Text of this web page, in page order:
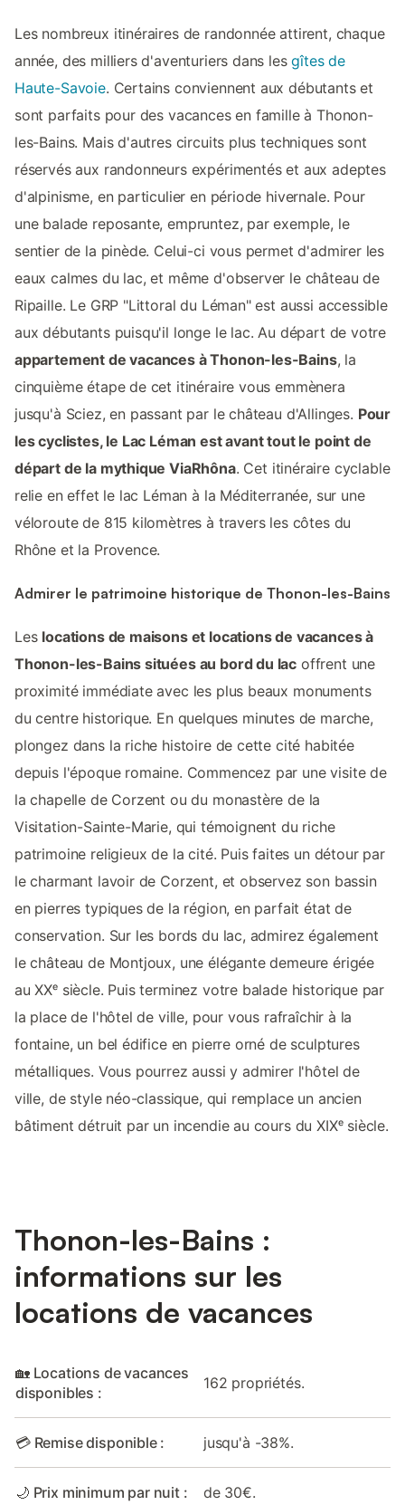
Les nombreux itinéraires de randonnée attirent, chaque
année, des milliers d'aventuriers dans lesgîtes de
Haute-Savoie. Certains conviennent aux débutants et
sont parfaits pour des vacances en famille à Thonon-
les-Bains. Mais d'autres circuits plus techniques sont
réservés aux randonneurs expérimentés et aux adeptes
d'alpinisme, en particulier en période hivernale. Pour
une balade reposante, empruntez, par exemple, le
sentier de la pinède. Celui-ci vous permet d'admirer les
eaux calmes du lac, et même d'observer le château de
Ripaille. Le GRP "Littoral du Léman" est aussi accessible
aux débutants puisqu'il longe le lac. Au départ de votre
appartement de vacances à Thonon-les-Bains, la
cinquième étape de cet itinéraire vous emmènera
jusqu'à Sciez, en passant par le château d'Allinges. Pour
les cyclistes, le Lac Léman est avant tout le point de
départ de la mythique ViaRhôna. Cet itinéraire cyclable
relie en effet le lac Léman à la Méditerranée, sur une
véloroute de 815 kilomètres à travers les côtes du
Rhône et la Provence.
Admirer le patrimoine historique de Thonon-les-Bains
Les locations de maisons et locations de vacances à
Thonon-les-Bains situées au bord du lac offrent une
proximité immédiate avec les plus beaux monuments
du centre historique. En quelques minutes de marche,
plongez dans la riche histoire de cette cité habitée
depuis l'époque romaine. Commencez par une visite de
la chapelle de Corzent ou du monastère de la
Visitation-Sainte-Marie, qui témoignent du riche
patrimoine religieux de la cité. Puis faites un détour par
le charmant lavoir de Corzent, et observez son bassin
en pierres typiques de la région, en parfait état de
conservation. Sur les bords du lac, admirez également
le château de Montjoux, une élégante demeure érigée
au XXᵉ siècle. Puis terminez votre balade historique par
la place de l'hôtel de ville, pour vous rafraîchir à la
fontaine, un bel édifice en pierre orné de sculptures
métalliques. Vous pourrez aussi y admirer l'hôtel de
ville, de style néo-classique, qui remplace un ancien
bâtiment détruit par un incendie au cours du XIXᵉ siècle.
Thonon-les-Bains :
informations sur les
locations de vacances
🏡 Locations de vacances
disponibles :
162 propriétés.
💳 Remise disponible : jusqu'à -38%.
🌙 Prix minimum par nuit : de 30€.